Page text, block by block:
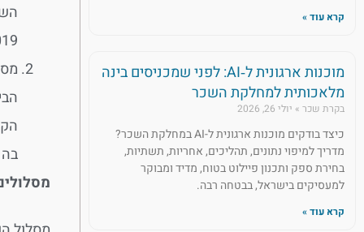
קרא עוד »
מוכנות ארגונית ל‑AI: לפני שמכניסים בינה
מלאכותית למחלקת השכר
בקרת שכר יולי 26, 2026
כיצד בודקים מוכנות ארגונית ל-AI במחלקת השכר?
מדריך למיפוי נתונים, תהליכים, אחריות, תשתיות,
בחירת ספק ותכנון פיילוט בטוח, מדיד ומבוקר
למעסיקים בישראל, בבטחה רבה.
קרא עוד »
2019,